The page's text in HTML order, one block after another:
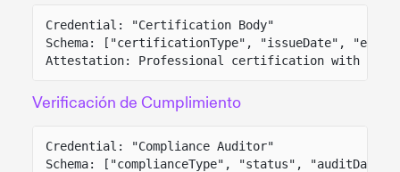
Credential: "Certification Body"
Schema: ["certificationType", "issueDate",
Attestation: Professional certification with
Verificación de Cumplimiento
Credential: "Compliance Auditor"
Schema: ["complianceType", "status",